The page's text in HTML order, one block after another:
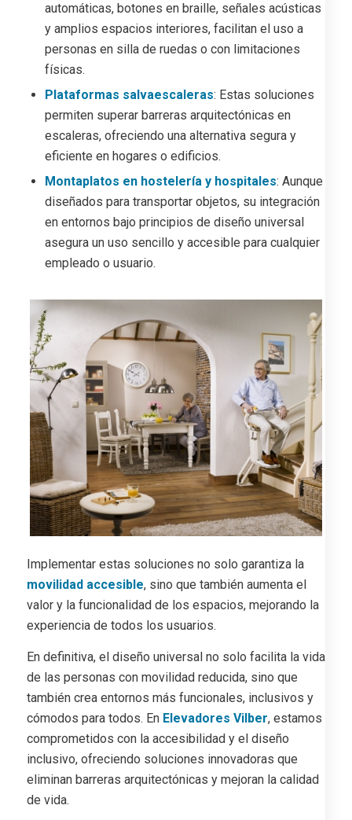
automáticas, botones en braille, señales acústicas
y amplios espacios interiores, facilitan el uso a
personas en silla de ruedas o con limitaciones
físicas.
Plataformas salvaescaleras: Estas soluciones
permiten superar barreras arquitectónicas en
escaleras, ofreciendo una alternativa segura y
eficiente en hogares o edificios.
Montaplatos en hostelería y hospitales: Aunque
diseñados para transportar objetos, su integración
en entornos bajo principios de diseño universal
asegura un uso sencillo y accesible para cualquier
empleado o usuario.
Implementar estas soluciones no solo garantiza la
movilidad accesible, sino que también aumenta el
valor y la funcionalidad de los espacios, mejorando la
experiencia de todos los usuarios.
En definitiva, el diseño universal no solo facilita la vida
de las personas con movilidad reducida, sino que
también crea entornos más funcionales, inclusivos y
cómodos para todos. En Elevadores Vilber, estamos
comprometidos con la accesibilidad y el diseño
inclusivo, ofreciendo soluciones innovadoras que
eliminan barreras arquitectónicas y mejoran la calidad
de vida.